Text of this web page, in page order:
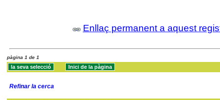
Enllaç permanent a aquest
pàgina 1 de 1
Refinar la cerca